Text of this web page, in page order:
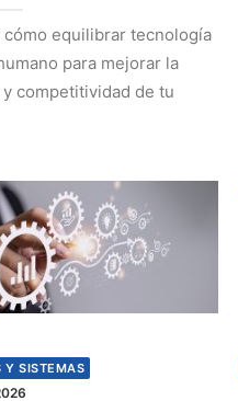
cómo equilibrar tecnología
para mejorar la
competitividad de tu
Y SISTEMAS